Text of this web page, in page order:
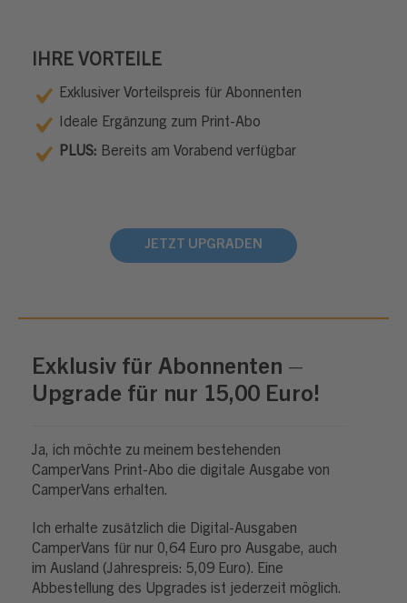
IHRE VORTEILE
Exklusiver Vorteilspreis für Abonnenten
Ideale Ergänzung zum Print-Abo
PLUS: Bereits am Vorabend verfügbar
JETZT UPGRADEN
Exklusiv für Abonnenten –
Upgrade für nur 15,00 Euro!
Ja, ich möchte zu meinem bestehenden
CamperVans Print-Abo die digitale Ausgabe von
CamperVans erhalten.
Ich erhalte zusätzlich die Digital-Ausgaben
CamperVans für nur 0,64 Euro pro Ausgabe, auch
im Ausland (Jahrespreis: 5,09 Euro). Eine
Abbestellung des Upgrades ist jederzeit möglich.